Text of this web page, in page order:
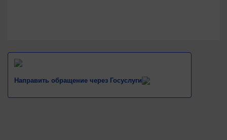
Направить обращение через Госуслуги